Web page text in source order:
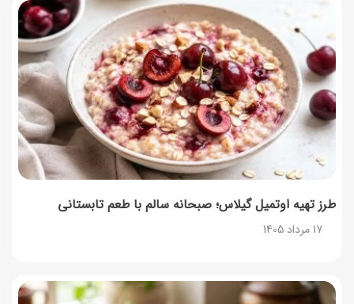
طرز تهیه اوتمیل گیلاس؛ صبحانه سالم با طعم تابستانی
17 مرداد 1405